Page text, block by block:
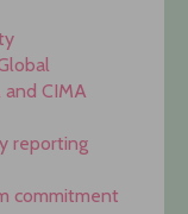
and CIMA
reporting
commitment